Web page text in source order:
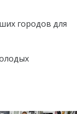
городов для